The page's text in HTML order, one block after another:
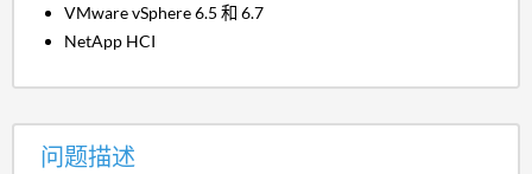
VMware vSphere 6.5 和 6.7
NetApp HCI
问题描述